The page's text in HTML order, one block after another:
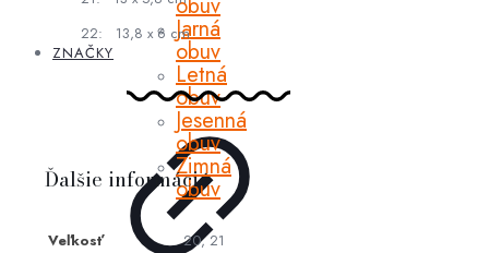
ZNAČKY
Jarná
obuv
Letná
obuv
Jesenná
obuv
Zimná
obuv
22: 13,8 x 6 cm
Ďalšie informácie
Veľkosť 20, 21